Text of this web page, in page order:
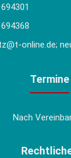
online.de;
Termine
Nach